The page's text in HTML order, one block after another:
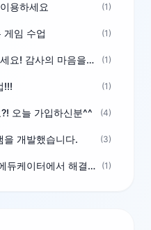
용하세요 (1)
게임 수업 (1)
📢 ForEducator를 소문내주세요! 감사의 마음을 담은 포인트 선물 (1)
!!! (1)
오늘 가입하신분^^ (4)
을 개발했습니다. (3)
학급 임원 선거 간단하게 포에듀케이터에서 해결하세요! (1)